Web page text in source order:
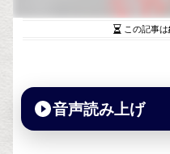
この記事は
音声読み上げ